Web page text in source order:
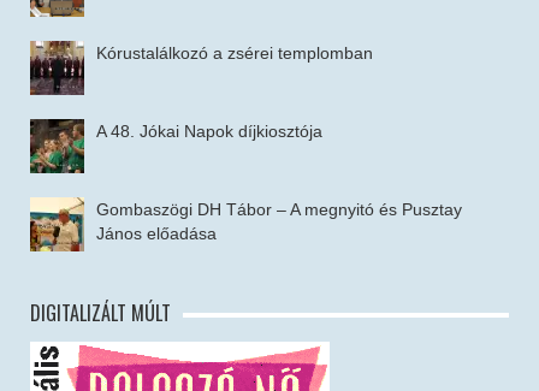
Kórustalálkozó a zsérei templomban
A 48. Jókai Napok díjkiosztója
Gombaszögi DH Tábor – A megnyitó és Pusztay
János előadása
DIGITALIZÁLT MÚLT